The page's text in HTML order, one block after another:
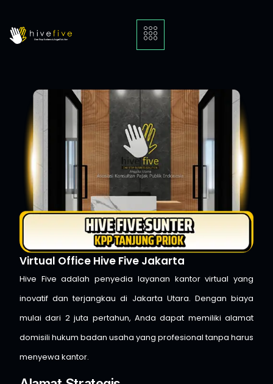
Virtual Office Hive Five Jakarta
Hive Five adalah penyedia layanan kantor virtual yang
inovatif dan terjangkau di Jakarta Utara. Dengan biaya
mulai dari 2 juta pertahun, Anda dapat memiliki alamat
domisili hukum badan usaha yang profesional tanpa harus
menyewa kantor.